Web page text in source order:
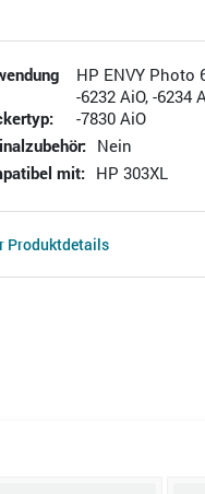
HP ENVY Photo
-6232 AiO, -6234
-7830 AiO
Nein
mit: HP 303XL
Produktdetails